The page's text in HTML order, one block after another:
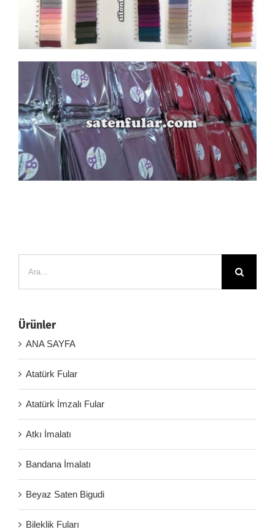
Ürünler
ANA SAYFA
Atatürk Fular
Atatürk İmzalı Fular
Atkı İmalatı
Bandana İmalatı
Beyaz Saten Bigudi
Bileklik Fuları